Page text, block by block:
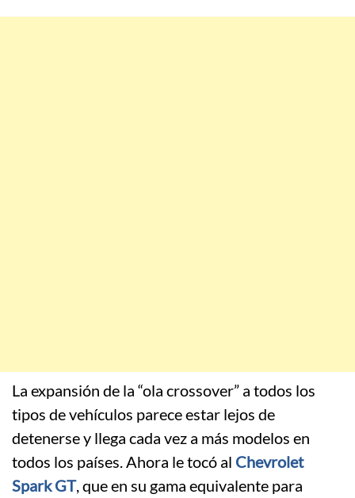
La expansión de la “ola crossover” a todos los
tipos de vehículos parece estar lejos de
detenerse y llega cada vez a más modelos en
todos los países. Ahora le tocó al Chevrolet
Spark GT, que en su gama equivalente para